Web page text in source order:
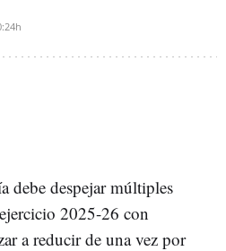
debe despejar múltiples
2025-26 con
a reducir de una vez por